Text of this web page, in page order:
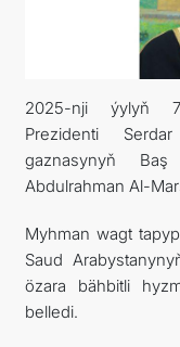
2025-nji ýylyň
Prezidenti
gaznasynyň
Abdulrahman Al-
Myhman wagt
Saud
özara bähbitli
belledi.